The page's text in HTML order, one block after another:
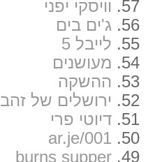
57.
וויסקי יפני
56. ג'ים בים
55. לייבל 5
54. מעושנים
53. ההשקה
52.
ירושלים של זהב
51. דיוטי פרי
50.
ar.je/001
49.
burns supper